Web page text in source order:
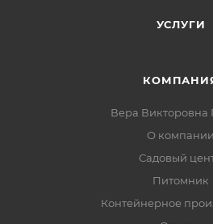
УСЛУГИ
Вера Викторовна
О компании
Садовый
Питомник
Контейнерное